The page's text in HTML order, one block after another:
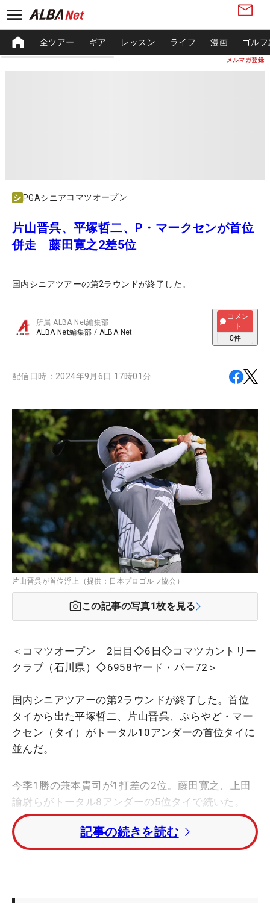
メルマガ登録
全ツアー ギア レッスン ライフ 漫画 ゴル
PGAシニアコマツオープン
片山晋呉、平塚哲二、P・マークセンが首位
併走 藤田寛之2差5位
国内シニアツアーの第2ラウンドが終了した。
所属ALBA Net編集部
ALBA Net編集部 / ALBA Net
コメン
ト
0件
配信日時： 2024年9月6日 17時01分
片山晋呉が首位浮上（提供：日本プロゴルフ協会）
この記事の写真1枚を見る
＜コマツオープン 2日目◇6日◇コマツカントリー
クラブ（石川県）◇6958ヤード・パー72＞
国内シニアツアーの第2ラウンドが終了した。首位
タイから出た平塚哲二、片山晋呉、ぷらやど・マー
クセン（タイ）がトータル10アンダーの首位タイに
並んだ。
今季1勝の兼本貴司が1打差の2位。藤田寛之、上田
諭尉らがトータル8アンダーの5位タイで続いた。
賞金ランキング1位の宮本勝昌はトータル5アンダ
ー・10位タイ。前戦優勝の伊澤利光はトータル4ア
記事の続きを読む